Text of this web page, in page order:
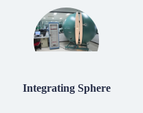
Integrating Sphere